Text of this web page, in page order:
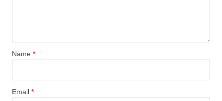
Name *
Email *